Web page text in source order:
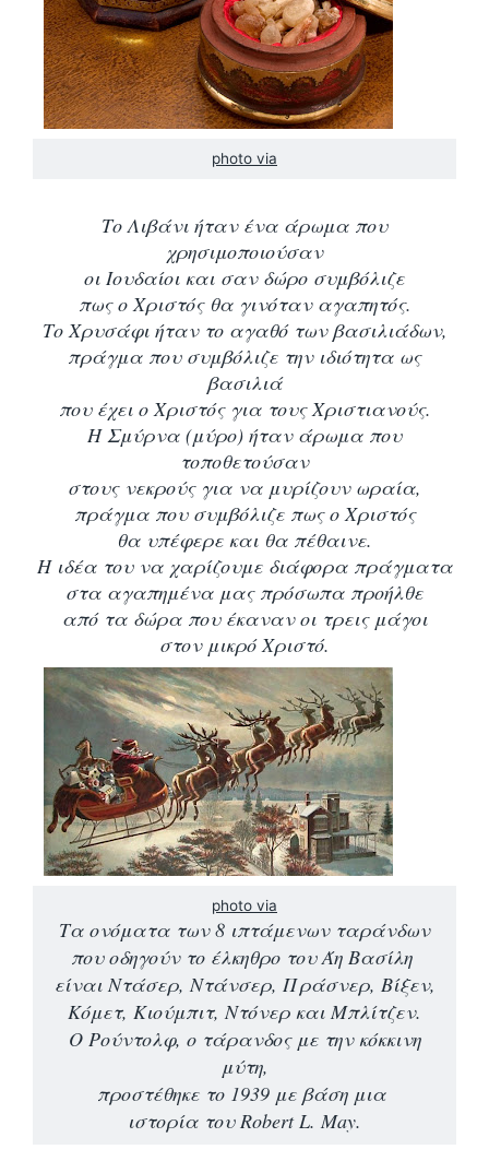
photo via
Το Λιβάνι ήταν ένα άρωμα που
χρησιμοποιούσαν
οι Ιουδαίοι και σαν δώρο συμβόλιζε
πως ο Χριστός θα γινόταν αγαπητός.
Το Χρυσάφι ήταν το αγαθό των βασιλιάδων,
πράγμα που συμβόλιζε την ιδιότητα ως
βασιλιά
που έχει ο Χριστός για τους Χριστιανούς.
Η Σμύρνα (μύρο) ήταν άρωμα που
τοποθετούσαν
στους νεκρούς για να μυρίζουν ωραία,
πράγμα που συμβόλιζε πως ο Χριστός
θα υπέφερε και θα πέθαινε.
Η ιδέα του να χαρίζουμε διάφορα πράγματα
στα αγαπημένα μας πρόσωπα προήλθε
από τα δώρα που έκαναν οι τρεις μάγοι
στον μικρό Χριστό.
photo via
Τα ονόματα των 8 ιπτάμενων ταράνδων
που οδηγούν το έλκηθρο του Άη Βασίλη
είναι Ντάσερ, Ντάνσερ, Πράσνερ, Βίξεν,
Κόμετ, Κιούμπιτ, Ντόνερ και Μπλίτζεν.
Ο Ρούντολφ, ο τάρανδος με την κόκκινη
μύτη,
προστέθηκε το 1939 με βάση μια
ιστορία του Robert L. May.